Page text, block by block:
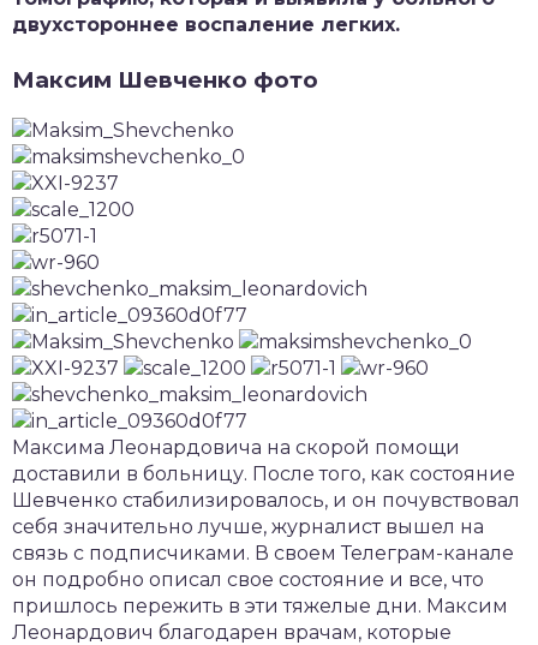
двухстороннее воспаление легких.
Максим Шевченко фото
Максима Леонардовича на скорой помощи
доставили в больницу. После того, как состояние
Шевченко стабилизировалось, и он почувствовал
себя значительно лучше, журналист вышел на
связь с подписчиками. В своем Телеграм-канале
он подробно описал свое состояние и все, что
пришлось пережить в эти тяжелые дни. Максим
Леонардович благодарен врачам, которые